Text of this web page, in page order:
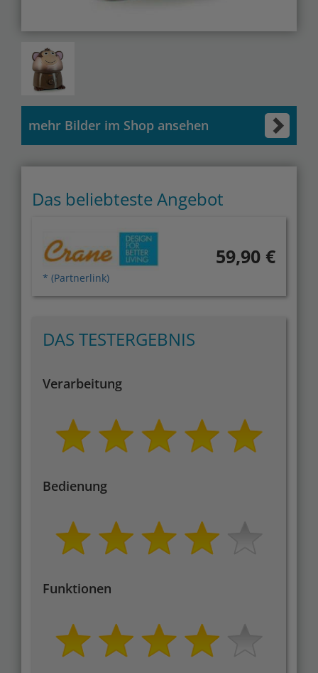
mehr Bilder im Shop ansehen
Das beliebteste Angebot
* (Partnerlink)
59,90 €
DAS TESTERGEBNIS
Verarbeitung
Bedienung
Funktionen